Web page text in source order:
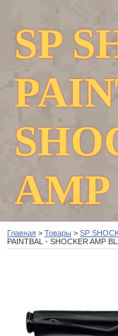
SP
Главная > Товары > SP
PAINTBAL - SHOCKER AMP